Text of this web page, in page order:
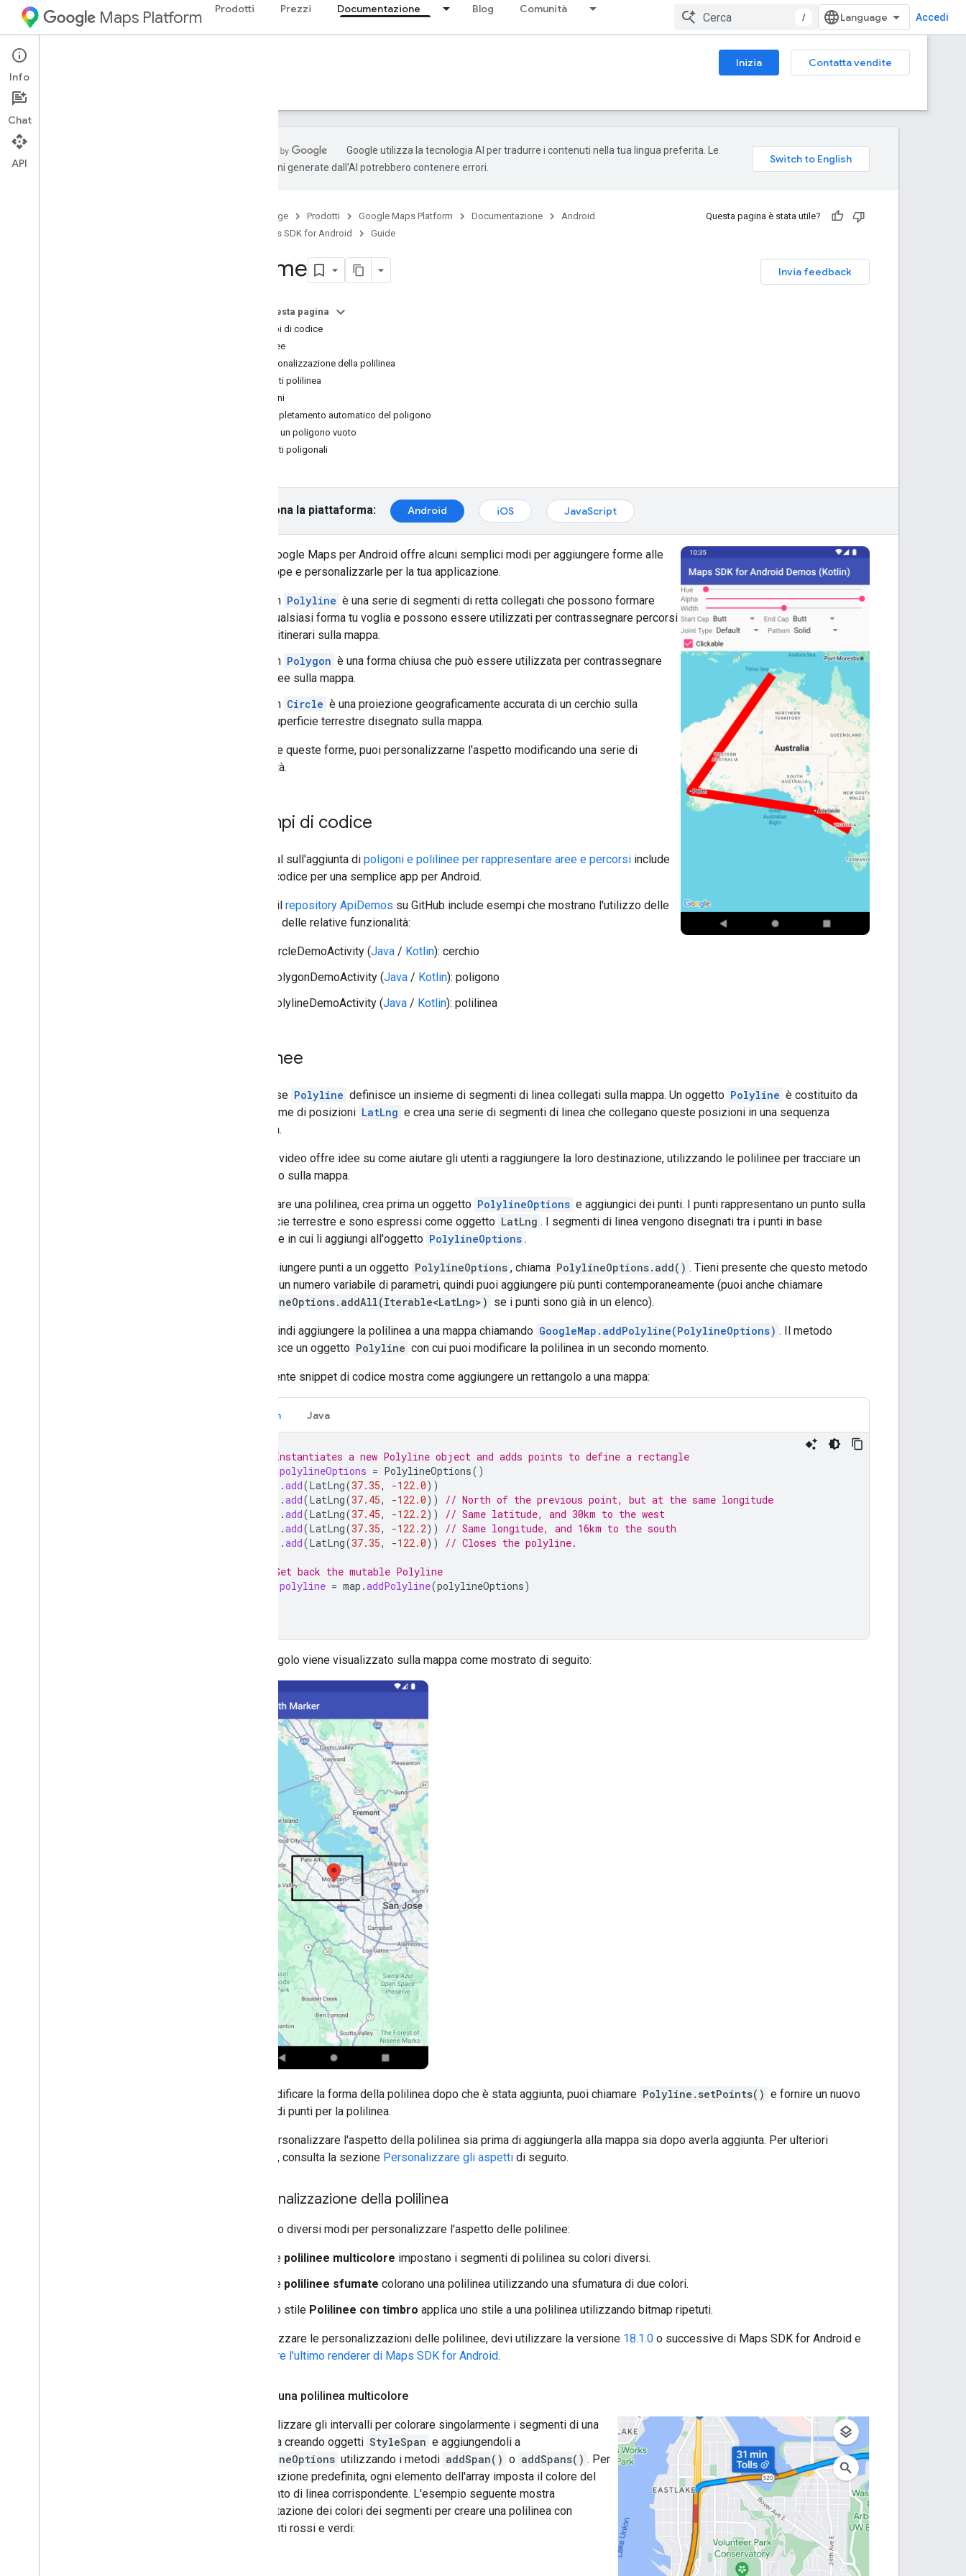
Maps Platform Prodotti Prezzi Documentazione Blog Comunità
/ Accedi
Android Inizia
Contatta vendite
Guide
Google utilizza la tecnologia AI per tradurre i contenuti nella tua lingua preferita. Le
traduzioni generate dall'AI potrebbero contenere errori.
Home page Prodotti Google Maps Platform Documentazione
Android
Maps SDK for Android
Guide
Questa pagina è stata utile?
Invia feedback
Forme
Su questa pagina
Esempi di codice
Polilinee
Personalizzazione della polilinea
Eventi polilinea
Poligoni
Completamento automatico del poligono
Crea un poligono vuoto
Eventi poligonali
Seleziona la piattaforma: Android iOS JavaScript
L'API Google Maps per Android offre alcuni semplici modi per aggiungere forme alle
tue mappe e personalizzarle per la tua applicazione.
Un Polyline è una serie di segmenti di retta collegati che possono formare
qualsiasi forma tu voglia e possono essere utilizzati per contrassegnare percorsi
e itinerari sulla mappa.
Un Polygon è una forma chiusa che può essere utilizzata per contrassegnare
aree sulla mappa.
Un Circle è una proiezione geograficamente accurata di un cerchio sulla
superficie terrestre disegnato sulla mappa.
Per tutte queste forme, puoi personalizzarne l'aspetto modificando una serie di
proprietà.
Esempi di codice
Il tutorial sull'aggiunta di poligoni e polilinee per rappresentare aree e percorsi include
tutto il codice per una semplice app per Android.
Inoltre, il repository ApiDemos su GitHub include esempi che mostrano l'utilizzo delle
forme e delle relative funzionalità:
CircleDemoActivity (Java / Kotlin): cerchio
PolygonDemoActivity (Java / Kotlin): poligono
PolylineDemoActivity (Java / Kotlin): polilinea
Polilinee
La classe Polyline definisce un insieme di segmenti di linea collegati sulla mappa. Un oggetto Polyline è costituito da
un insieme di posizioni LatLng e crea una serie di segmenti di linea che collegano queste posizioni in una sequenza
ordinata.
Questo video offre idee su come aiutare gli utenti a raggiungere la loro destinazione, utilizzando le polilinee per tracciare un
percorso sulla mappa.
Per creare una polilinea, crea prima un oggetto PolylineOptions e aggiungici dei punti. I punti rappresentano un punto sulla
superficie terrestre e sono espressi come oggetto LatLng . I segmenti di linea vengono disegnati tra i punti in base
all'ordine in cui li aggiungi all'oggetto PolylineOptions .
Per aggiungere punti a un oggetto PolylineOptions , chiama PolylineOptions.add() . Tieni presente che questo metodo
accetta un numero variabile di parametri, quindi puoi aggiungere più punti contemporaneamente (puoi anche chiamare
PolylineOptions.addAll(Iterable<LatLng>) se i punti sono già in un elenco).
Puoi quindi aggiungere la polilinea a una mappa chiamando GoogleMap.addPolyline(PolylineOptions) . Il metodo
restituisce un oggetto Polyline con cui puoi modificare la polilinea in un secondo momento.
Il seguente snippet di codice mostra come aggiungere un rettangolo a una mappa:
Kotlin Java
// Instantiates a new Polyline object and adds points to define a rectangle
polylineOptions = PolylineOptions()
.add(LatLng(37.35, -122.0))
.add(LatLng(37.45, -122.0))
// North of the previous point, but at the same longitude
.add(LatLng(37.45, -122.2))
// Same latitude, and 30km to the west
.add(LatLng(37.35, -122.2))
// Same longitude, and 16km to the south
.add(LatLng(37.35, -122.0)) // Closes the polyline.
// Get back the mutable Polyline
polyline = map .addPolyline(polylineOptions)
Il rettangolo viene visualizzato sulla mappa come mostrato di seguito:
Per modificare la forma della polilinea dopo che è stata aggiunta, puoi chiamare Polyline.setPoints() e fornire un nuovo
elenco di punti per la polilinea.
Puoi personalizzare l'aspetto della polilinea sia prima di aggiungerla alla mappa sia dopo averla aggiunta. Per ulteriori
dettagli, consulta la sezione Personalizzare gli aspetti di seguito.
Personalizzazione della polilinea
Esistono diversi modi per personalizzare l'aspetto delle polilinee:
Le polilinee multicolore impostano i segmenti di polilinea su colori diversi.
Le polilinee sfumate colorano una polilinea utilizzando una sfumatura di due colori.
Lo stile Polilinee con timbro applica uno stile a una polilinea utilizzando bitmap ripetuti.
Per utilizzare le personalizzazioni delle polilinee, devi utilizzare la versione 18.1.0 o successive di Maps SDK for Android e
utilizzare l'ultimo renderer di Maps SDK for Android.
Creare una polilinea multicolore
Puoi utilizzare gli intervalli per colorare singolarmente i segmenti di una
polilinea creando oggetti StyleSpan e aggiungendoli a
PolylineOptions utilizzando i metodi addSpan() o addSpans() . Per
impostazione predefinita, ogni elemento dell'array imposta il colore del
segmento di linea corrispondente. L'esempio seguente mostra
l'impostazione dei colori dei segmenti per creare una polilinea con
segmenti rossi e verdi:
Info
Chat
API